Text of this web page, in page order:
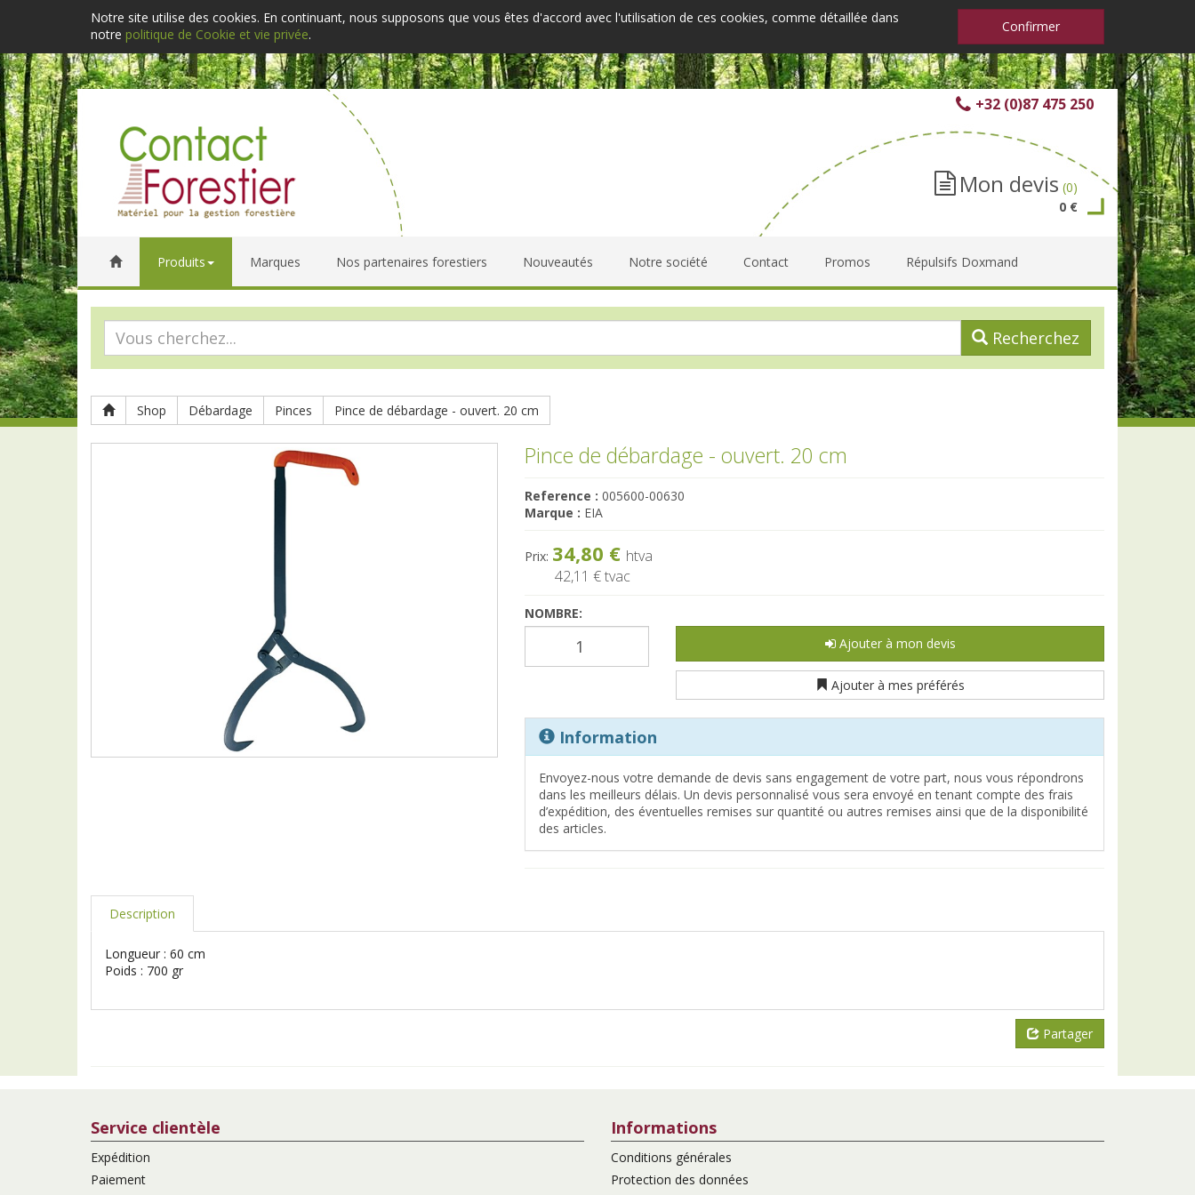
Notre site utilise des cookies. En continuant, nous supposons que vous êtes d'accord avec l'utilisation de ces cookies, comme détaillée dans
notre politique de Cookie et vie privée. Confirmer
+32 (0)87 475 250
Mon devis (0)
0 €
Produits Marques Nos partenaires forestiers Nouveautés Notre société Contact Promos Répulsifs Doxmand
Recherchez
Shop Débardage Pinces Pince de débardage - ouvert. 20 cm
Pince de débardage - ouvert. 20 cm
Reference : 005600-00630
Marque : EIA
Prix: 34,80 € htva
42,11 €tvac
NOMBRE:
Ajouter à mon devis
Ajouter à mes préférés
Information
Envoyez-nous votre demande de devis sans engagement de votre part, nous vous répondrons
dans les meilleurs délais. Un devis personnalisé vous sera envoyé en tenant compte des frais
d’expédition, des éventuelles remises sur quantité ou autres remises ainsi que de la disponibilité
des articles.
Description
Longueur : 60 cm
Poids : 700 gr
Partager
Service clientèle
Expédition
Paiement
Informations
Conditions générales
Protection des données